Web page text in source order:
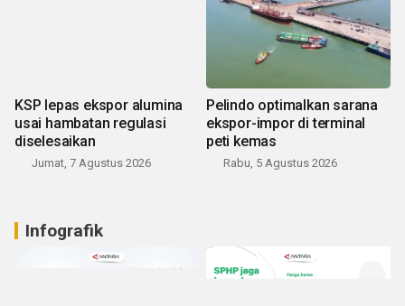
KSP lepas ekspor alumina
usai hambatan regulasi
diselesaikan
Jumat, 7 Agustus 2026
Pelindo optimalkan sarana
ekspor-impor di terminal
peti kemas
Rabu, 5 Agustus 2026
Infografik